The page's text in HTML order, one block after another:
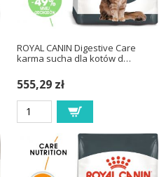
ROYAL CANIN Digestive Care
karma sucha dla kotów d…
555,29 zł